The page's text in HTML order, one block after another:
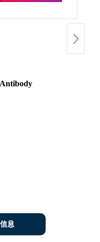
息